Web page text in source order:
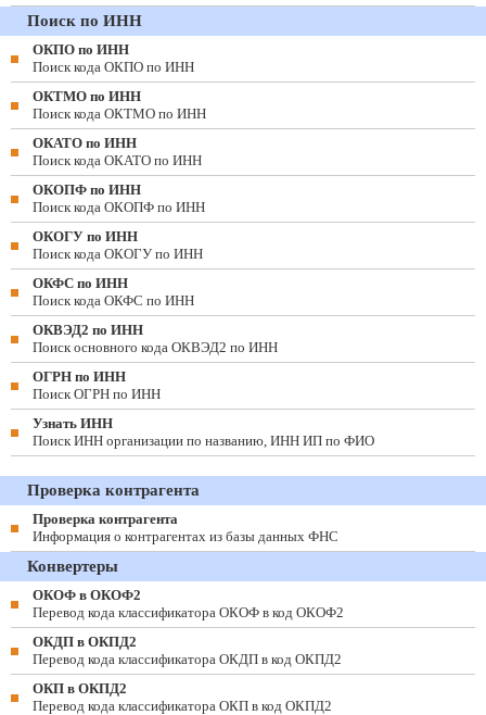
Поиск по ИНН
ОКПО по ИНН
Поиск кода ОКПО по ИНН
ОКТМО по ИНН
Поиск кода ОКТМО по ИНН
ОКАТО по ИНН
Поиск кода ОКАТО по ИНН
ОКОПФ по ИНН
Поиск кода ОКОПФ по ИНН
ОКОГУ по ИНН
Поиск кода ОКОГУ по ИНН
ОКФС по ИНН
Поиск кода ОКФС по ИНН
ОКВЭД2 по ИНН
Поиск основного кода ОКВЭД2 по ИНН
ОГРН по ИНН
Поиск ОГРН по ИНН
Узнать ИНН
Поиск ИНН организации по названию, ИНН ИП по ФИО
Проверка контрагента
Проверка контрагента
Информация о контрагентах из базы данных ФНС
Конвертеры
ОКОФ в ОКОФ2
Перевод кода классификатора ОКОФ в код ОКОФ2
ОКДП в ОКПД2
Перевод кода классификатора ОКДП в код ОКПД2
ОКП в ОКПД2
Перевод кода классификатора ОКП в код ОКПД2